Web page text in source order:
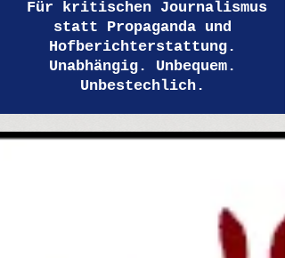
Für kritischen Journalismus
statt Propaganda und
Hofberichterstattung.
Unabhängig. Unbequem.
Unbestechlich.